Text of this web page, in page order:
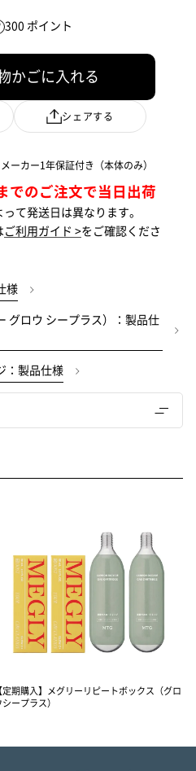
300 ポイント
かごに入れる
シェアする
メーカー1年保証付き（本体のみ）
でのご注文で当日出荷
て発送日は異なります。
ご利用ガイド >をご確認くださ
様
グロウ シープラス）：製品仕
：製品仕様
定期購入】メグリーリピートボックス（グロ
シープラス）